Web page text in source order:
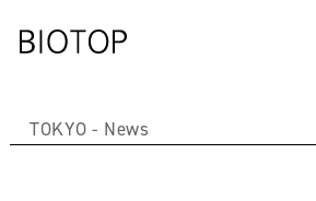
TOKYO News